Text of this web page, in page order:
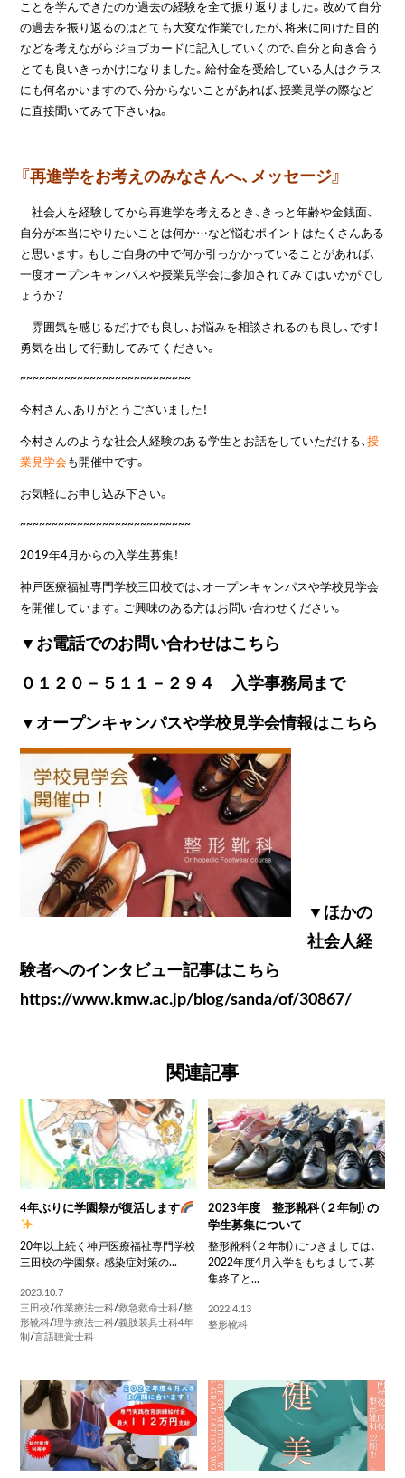
ことを学んできたのか過去の経験を全て振り返りました。改めて自分
の過去を振り返るのはとても大変な作業でしたが、将来に向けた目的
などを考えながらジョブカードに記入していくので、自分と向き合う
とても良いきっかけになりました。給付金を受給している人はクラス
にも何名かいますので、分からないことがあれば、授業見学の際など
に直接聞いてみて下さいね。
『再進学をお考えのみなさんへ、メッセージ』
社会人を経験してから再進学を考えるとき、きっと年齢や金銭面、
自分が本当にやりたいことは何か…など悩むポイントはたくさんある
と思います。もしご自身の中で何か引っかかっていることがあれば、
一度オープンキャンパスや授業見学会に参加されてみてはいかがでし
ょうか？
雰囲気を感じるだけでも良し、お悩みを相談されるのも良し、です！
勇気を出して行動してみてください。
~~~~~~~~~~~~~~~~~~~~~~~~~~~
今村さん、ありがとうございました！
今村さんのような社会人経験のある学生とお話をしていただける、授
業見学会も開催中です。
お気軽にお申し込み下さい。
~~~~~~~~~~~~~~~~~~~~~~~~~~~
2019年4月からの入学生募集！
神戸医療福祉専門学校三田校では、オープンキャンパスや学校見学会
を開催しています。ご興味のある方はお問い合わせください。
▼お電話でのお問い合わせはこちら
０１２０－５１１－２９４ 入学事務局まで
▼オープンキャンパスや学校見学会情報はこちら
▼ほかの
社会人経
験者へのインタビュー記事はこちら
https://www.kmw.ac.jp/blog/sanda/of/30867/
関連記事
4年ぶりに学園祭が復活します
20年以上続く神戸医療福祉専門学校
三田校の学園祭。感染症対策の...
2023.10.7
三田校/作業療法士科/救急救命士科/整
形靴科/理学療法士科/義肢装具士科4年
制/言語聴覚士科
2023年度 整形靴科（２年制）の
学生募集について
整形靴科（２年制）につきましては、
2022年度4月入学をもちまして、募
集終了と...
2022.4.13
整形靴科